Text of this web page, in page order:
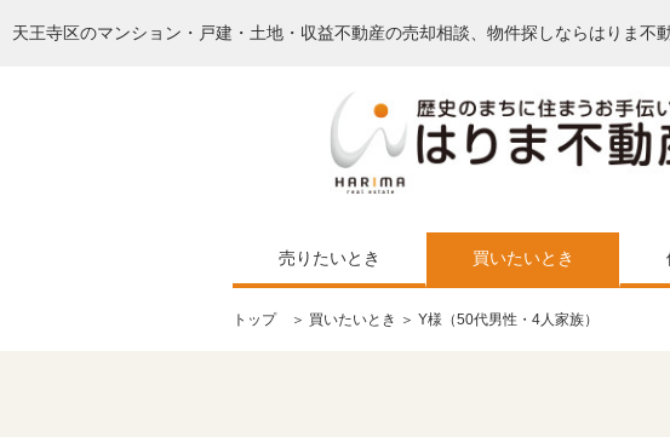
天王寺区のマンション・戸建・土地・収益不動産の売却相談、物件探しならはりま不
売りたいとき 買いたいとき
トップ＞ 買いたいとき ＞ Y様（50代男性・4人家族）